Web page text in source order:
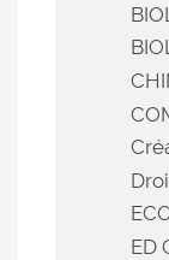
ED